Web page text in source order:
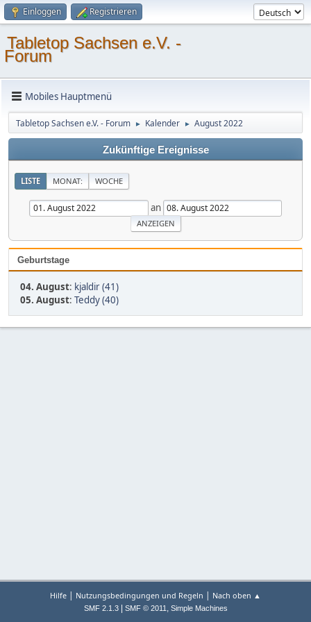
Einloggen Registrieren
Tabletop Sachsen e.V. -
Forum
Mobiles Hauptmenü
Tabletop Sachsen e.V. - Forum ► Kalender ► August 2022
Zukünftige Ereignisse
LISTE MONAT: WOCHE
an
Geburtstage
04. August: kjaldir (41)
05. August: Teddy (40)
Hilfe | Nutzungsbedingungen und Regeln | Nach oben ▲
SMF 2.1.3| SMF © 2011, Simple Machines